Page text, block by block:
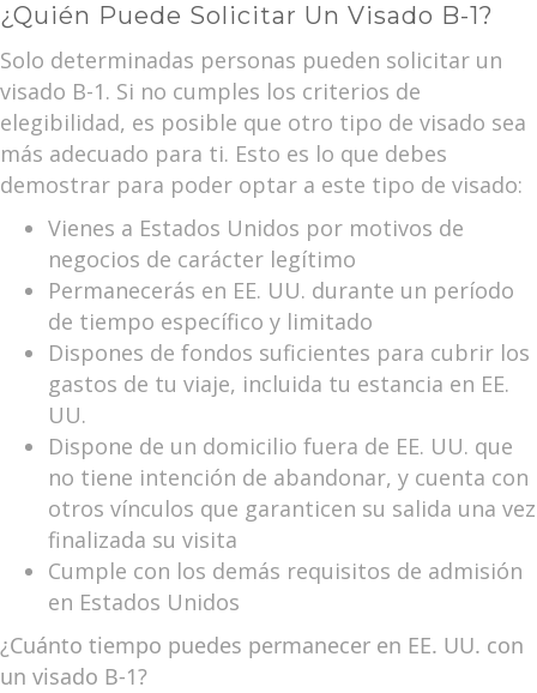
¿Quién Puede Solicitar Un Visado B-1?
Solo determinadas personas pueden solicitar un
visado B-1. Si no cumples los criterios de
elegibilidad, es posible que otro tipo de visado sea
más adecuado para ti. Esto es lo que debes
demostrar para poder optar a este tipo de visado:
Vienes a Estados Unidos por motivos de
negocios de carácter legítimo
Permanecerás en EE. UU. durante un período
de tiempo específico y limitado
Dispones de fondos suficientes para cubrir los
gastos de tu viaje, incluida tu estancia en EE.
UU.
Dispone de un domicilio fuera de EE. UU. que
no tiene intención de abandonar, y cuenta con
otros vínculos que garanticen su salida una vez
finalizada su visita
Cumple con los demás requisitos de admisión
en Estados Unidos
¿Cuánto tiempo puedes permanecer en EE. UU. con
un visado B-1?